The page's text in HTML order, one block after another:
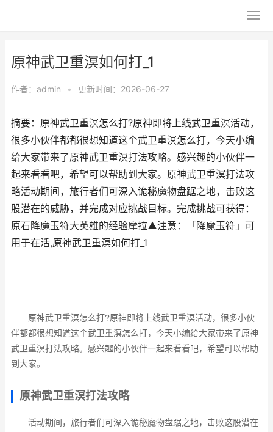
原神武卫重溟如何打_1
作者： admin • 更新时间：2026-06-27
摘要：原神武卫重溟怎么打?原神即将上线武卫重溟活动，
很多小伙伴都都很想知道这个武卫重溟怎么打，今天小编
给大家带来了原神武卫重溟打法攻略。感兴趣的小伙伴一
起来看看吧，希望可以帮助到大家。原神武卫重溟打法攻
略活动期间，旅行者们可深入诡秘魔物盘踞之地，击败这
股潜在的威胁，并完成对应挑战目标。完成挑战可获得：
原石降魔玉符大英雄的经验摩拉▲注意：「降魔玉符」可
用于在活,原神武卫重溟如何打_1
原神武卫重溟怎么打?原神即将上线武卫重溟活动，很多小伙
伴都都很想知道这个武卫重溟怎么打，今天小编给大家带来了原神
武卫重溟打法攻略。感兴趣的小伙伴一起来看看吧，希望可以帮助
到大家。
原神武卫重溟打法攻略
活动期间，旅行者们可深入诡秘魔物盘踞之地，击败这股潜在